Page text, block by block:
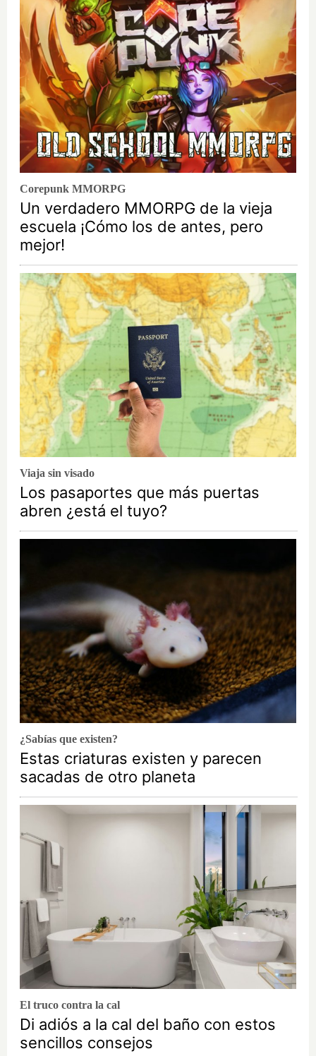
Corepunk MMORPG
Un verdadero MMORPG de la vieja
escuela ¡Cómo los de antes, pero
mejor!
Viaja sin visado
Los pasaportes que más puertas
abren ¿está el tuyo?
¿Sabías que existen?
Estas criaturas existen y parecen
sacadas de otro planeta
El truco contra la cal
Di adiós a la cal del baño con estos
sencillos consejos